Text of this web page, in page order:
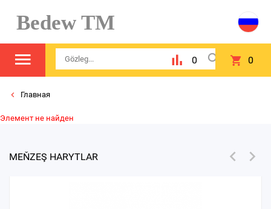
Bedew TM
0 0
Главная
Элемент не найден
MEŇZEŞ HARYTLAR